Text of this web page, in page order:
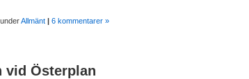
Allmänt | 6 kommentarer »
vid Österplan